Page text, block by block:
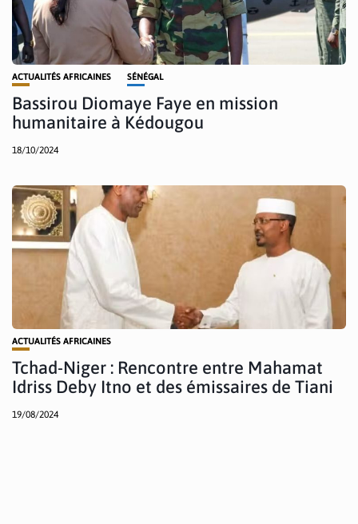
ACTUALITÉS AFRICAINES SÉNÉGAL
Bassirou Diomaye Faye en mission
humanitaire à Kédougou
18/10/2024
ACTUALITÉS AFRICAINES
Tchad-Niger : Rencontre entre Mahamat
Idriss Deby Itno et des émissaires de Tiani
19/08/2024